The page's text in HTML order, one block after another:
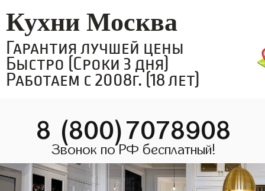
Кухни Москва
Гарантия лучшей цены
Быстро (Сроки 3 дня)
Работаем с 2008г. (18 лет)
8 (800)7078908
Звонок по РФ бесплатный!